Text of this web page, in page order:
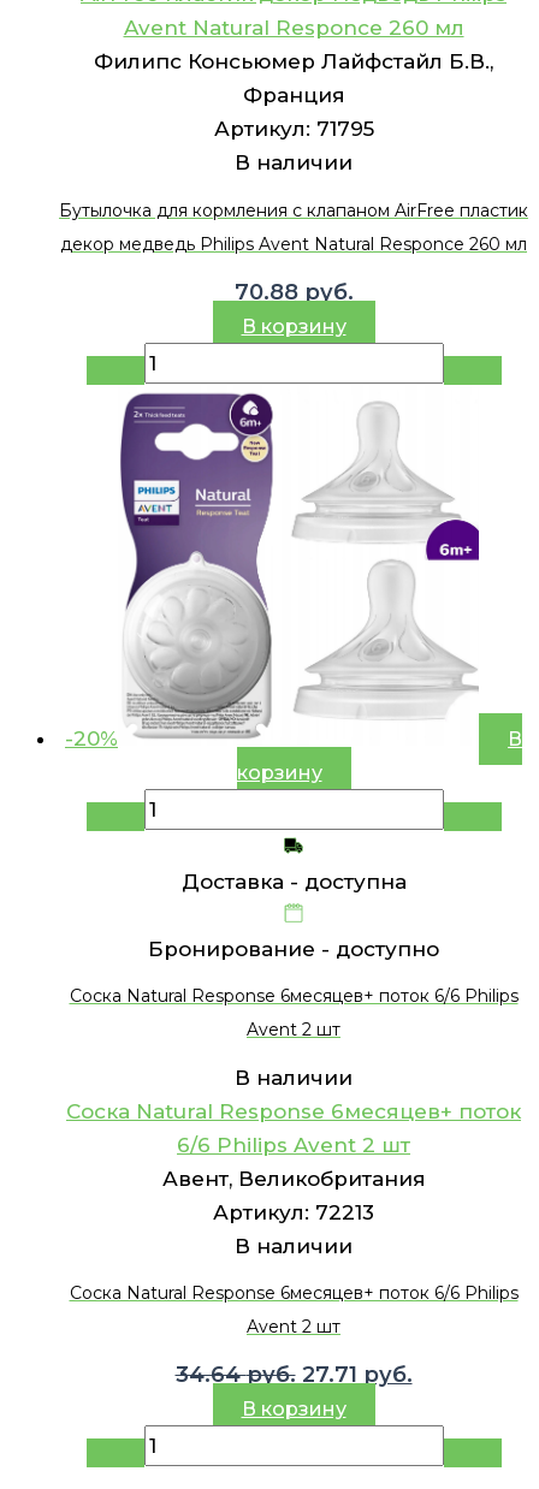
Avent Natural Responce 260 мл
Филипс Консьюмер Лайфстайл Б.В.,
Франция
Артикул: 71795
В наличии
Бутылочка для кормления с клапаном AirFree пластик
декор медведь Philips Avent Natural Responce 260 мл
70.88 руб.
В корзину
-20%
В
корзину
Доставка - доступна
Бронирование - доступно
Соска Natural Response 6месяцев+ поток 6/6 Philips
Avent 2 шт
В наличии
Соска Natural Response 6месяцев+ поток
6/6 Philips Avent 2 шт
Авент, Великобритания
Артикул: 72213
В наличии
Соска Natural Response 6месяцев+ поток 6/6 Philips
Avent 2 шт
34.64руб. Первоначальная
цена
34.64 руб..
27.71 руб.Текущая
27.71 руб..
В корзину